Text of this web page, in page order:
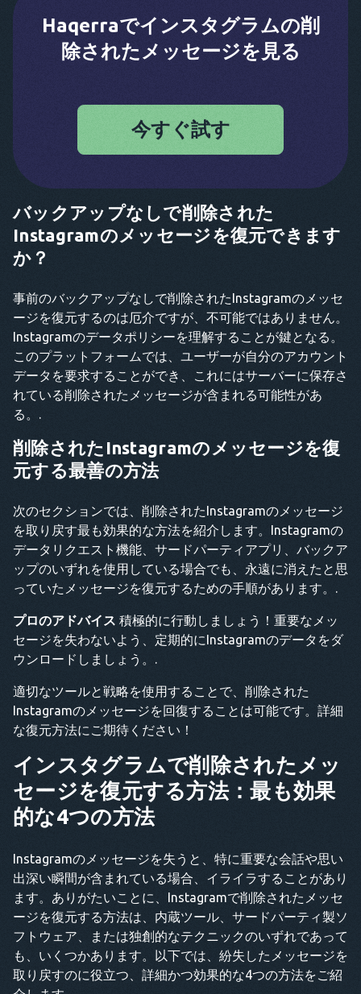
Haqerraでインスタグラムの削
除されたメッセージを見る
今すぐ試す
バックアップなしで削除された
Instagramのメッセージを復元できます
か？
事前のバックアップなしで削除されたInstagramのメッセ
ージを復元するのは厄介ですが、不可能ではありません。
Instagramのデータポリシーを理解することが鍵となる。
このプラットフォームでは、ユーザーが自分のアカウント
データを要求することができ、これにはサーバーに保存さ
れている削除されたメッセージが含まれる可能性があ
る。.
削除されたInstagramのメッセージを復
元する最善の方法
次のセクションでは、削除されたInstagramのメッセージ
を取り戻す最も効果的な方法を紹介します。Instagramの
データリクエスト機能、サードパーティアプリ、バックア
ップのいずれを使用している場合でも、永遠に消えたと思
っていたメッセージを復元するための手順があります。.
プロのアドバイス 積極的に行動しましょう！重要なメッ
セージを失わないよう、定期的にInstagramのデータをダ
ウンロードしましょう。.
適切なツールと戦略を使用することで、削除された
Instagramのメッセージを回復することは可能です。詳細
な復元方法にご期待ください！
インスタグラムで削除されたメッ
セージを復元する方法：最も効果
的な4つの方法
Instagramのメッセージを失うと、特に重要な会話や思い
出深い瞬間が含まれている場合、イライラすることがあり
ます。ありがたいことに、Instagramで削除されたメッセ
ージを復元する方法は、内蔵ツール、サードパーティ製ソ
フトウェア、または独創的なテクニックのいずれであって
も、いくつかあります。以下では、紛失したメッセージを
取り戻すのに役立つ、詳細かつ効果的な4つの方法をご紹